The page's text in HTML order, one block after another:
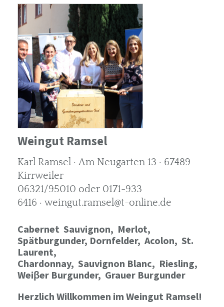
Weingut Ramsel
Karl Ramsel · Am Neugarten 13 · 67489
Kirrweiler
06321/95010 oder 0171-933
6416 · weingut.ramsel@t-online.de
Cabernet Sauvignon, Merlot,
Spätburgunder, Dornfelder, Acolon, St.
Laurent,
Chardonnay, Sauvignon Blanc, Riesling,
Weiβer Burgunder, Grauer Burgunder
Herzlich Willkommen im Weingut Ramsel!